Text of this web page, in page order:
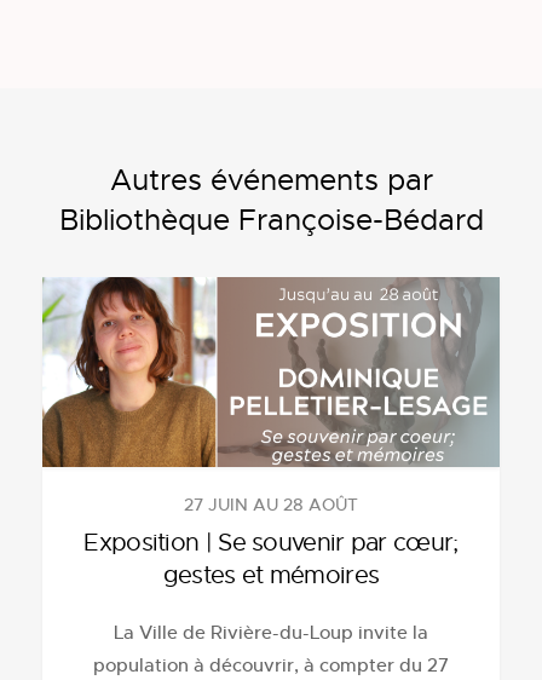
Autres événements par
Bibliothèque Françoise-Bédard
27 JUIN AU 28 AOÛT
Exposition | Se souvenir par cœur;
gestes et mémoires
La Ville de Rivière-du-Loup invite la
population à découvrir, à compter du 27